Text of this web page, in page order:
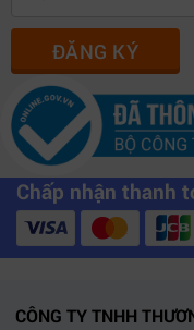
ĐĂNG KÝ
Chấp nhận thanh
CÔNG TY TNHH